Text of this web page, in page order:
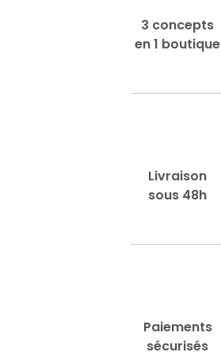
3 concepts
en 1 boutique
Livraison
sous 48h
Paiements
sécurisés